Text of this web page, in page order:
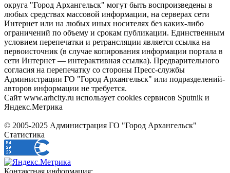
округа "Город Архангельск" могут быть воспроизведены в
любых средствах массовой информации, на серверах сети
Интернет или на любых иных носителях без каких-либо
ограничений по объему и срокам публикации. Единственным
условием перепечатки и ретрансляции является ссылка на
первоисточник (в случае копирования информации портала в
сети Интернет — интерактивная ссылка). Предварительного
согласия на перепечатку со стороны Пресс-службы
Администрации ГО "Город Архангельск" или подразделений-
авторов информации не требуется.
Сайт www.arhcity.ru использует cookies сервисов Sputnik и
Яндекс.Метрика
© 2005-2025 Администрация ГО "Город Архангельск"
Статистика
Контактная информация: